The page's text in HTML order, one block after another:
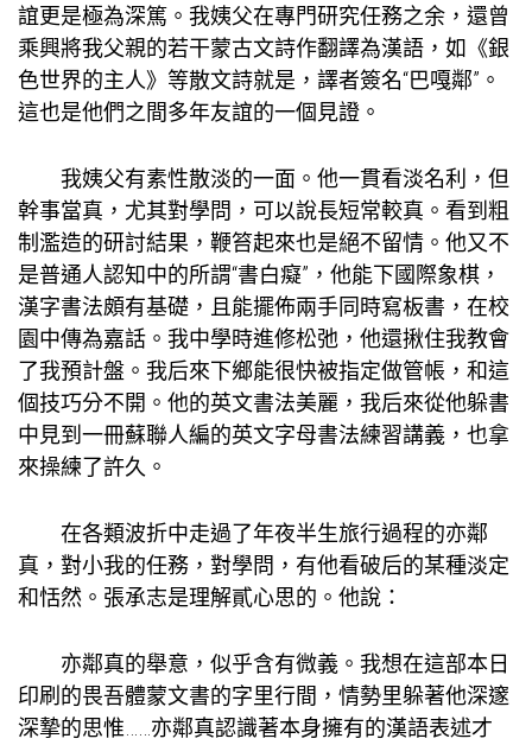
誼更是極為深篤。我姨父在專門研究任務之余，還曾
乘興將我父親的若干蒙古文詩作翻譯為漢語，如《銀
色世界的主人》等散文詩就是，譯者簽名“巴嘎鄰”。
這也是他們之間多年友誼的一個見證。
我姨父有素性散淡的一面。他一貫看淡名利，但
幹事當真，尤其對學問，可以說長短常較真。看到粗
制濫造的研討結果，鞭笞起來也是絕不留情。他又不
是普通人認知中的所謂“書白癡”，他能下國際象棋，
漢字書法頗有基礎，且能擺佈兩手同時寫板書，在校
園中傳為嘉話。我中學時進修松弛，他還揪住我教會
了我預計盤。我后來下鄉能很快被指定做管帳，和這
個技巧分不開。他的英文書法美麗，我后來從他躲書
中見到一冊蘇聯人編的英文字母書法練習講義，也拿
來操練了許久。
在各類波折中走過了年夜半生旅行過程的亦鄰
真，對小我的任務，對學問，有他看破后的某種淡定
和恬然。張承志是理解貳心思的。他說：
亦鄰真的舉意，似乎含有微義。我想在這部本日
印刷的畏吾體蒙文書的字里行間，情勢里躲著他深邃
深摯的思惟……亦鄰真認識著本身擁有的漢語表述才